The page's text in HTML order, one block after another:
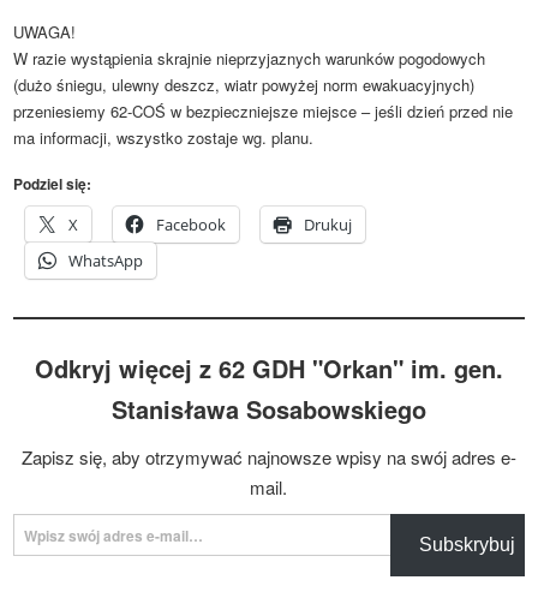
UWAGA!
W razie wystąpienia skrajnie nieprzyjaznych warunków pogodowych
(dużo śniegu, ulewny deszcz, wiatr powyżej norm ewakuacyjnych)
przeniesiemy 62-COŚ w bezpieczniejsze miejsce – jeśli dzień przed nie
ma informacji, wszystko zostaje wg. planu.
Podziel się:
X
Facebook
Drukuj
WhatsApp
Odkryj więcej z 62 GDH "Orkan" im. gen.
Stanisława Sosabowskiego
Zapisz się, aby otrzymywać najnowsze wpisy na swój adres e-
mail.
Wpisz swój adres e-mail…
Subskrybuj